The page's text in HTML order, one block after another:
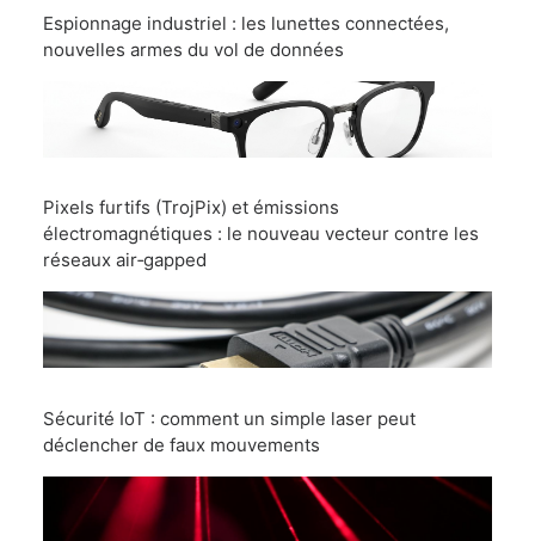
Espionnage industriel : les lunettes connectées,
nouvelles armes du vol de données
Pixels furtifs (TrojPix) et émissions
électromagnétiques : le nouveau vecteur contre les
réseaux air‑gapped
Sécurité IoT : comment un simple laser peut
déclencher de faux mouvements